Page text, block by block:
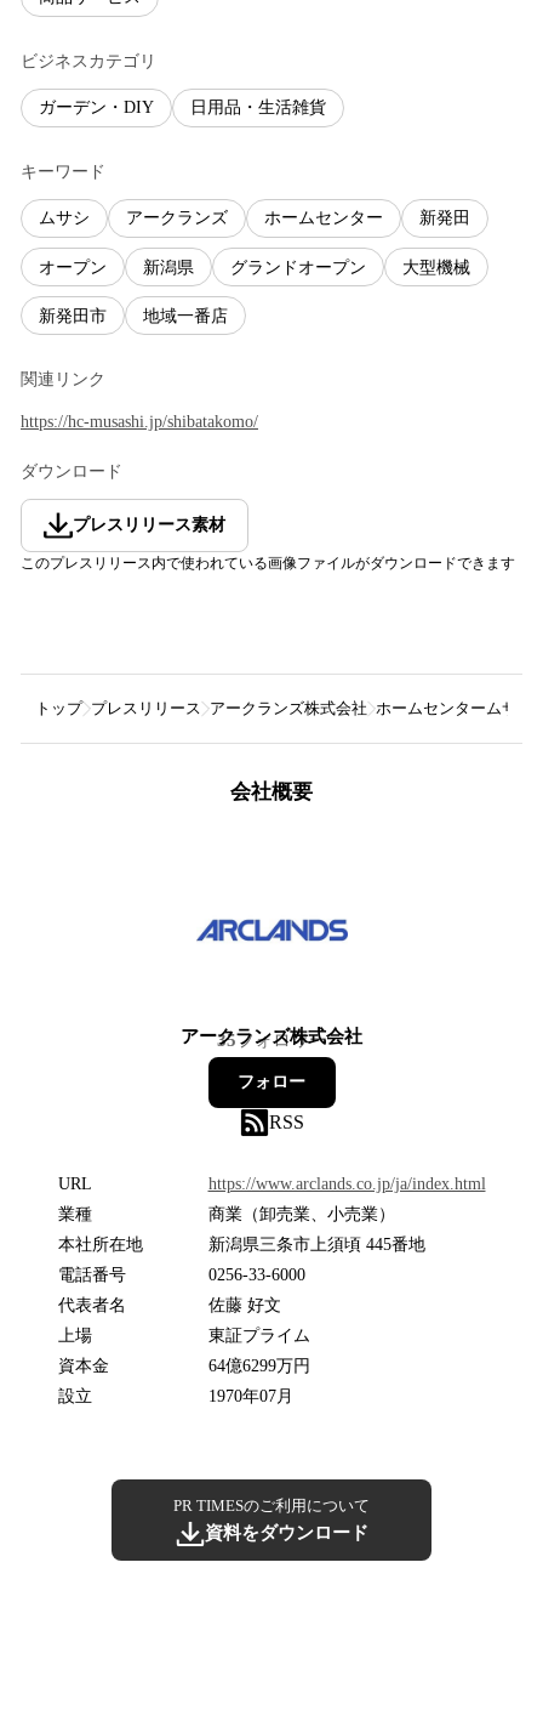
ビジネスカテゴリ
ガーデン・DIY 日用品・生活雑貨
キーワード
ムサシ アークランズ ホームセンター 新発田
オープン 新潟県 グランドオープン 大型機械
新発田市 地域一番店
関連リンク
https://hc-musashi.jp/shibatakomo/
ダウンロード
プレスリリース素材
このプレスリリース内で使われている画像ファイルがダウンロードできます
トップ プレスリリース アークランズ株式会社 ホームセンタームサシ
会社概要
アークランズ株式会社
35フォロワー
フォロー
RSS
URL
https://www.arclands.co.jp/ja/index.html
業種
商業（卸売業、小売業）
本社所在地
新潟県三条市上須頃 445番地
電話番号
0256-33-6000
代表者名
佐藤 好文
上場
東証プライム
資本金
64億6299万円
設立
1970年07月
PR TIMESのご利用について
資料をダウンロード